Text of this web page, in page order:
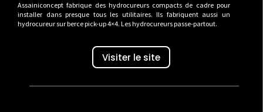
Assainiconcept fabrique des hydrocureurs compacts de cadre pour
installer dans presque tous les utilitaires. Ils fabriquent aussi un
hydrocureur sur berce pick-up 4×4. Les hydrocureurs passe-partout.
Visiter le site